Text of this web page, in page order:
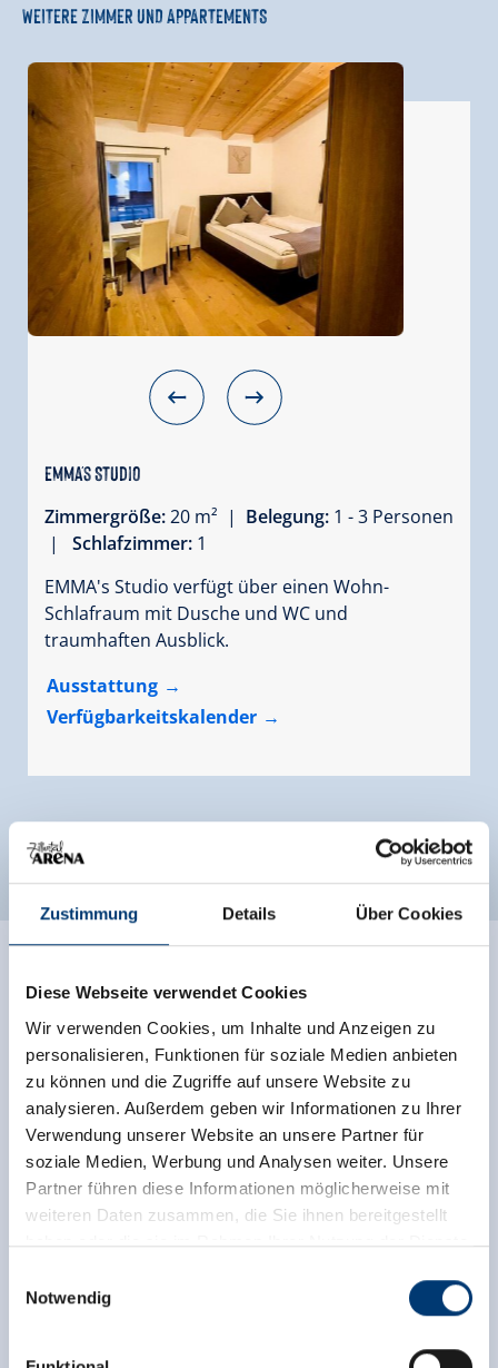
Zustimmung Details Über Cookies
Diese Webseite verwendet Cookies
Wir verwenden Cookies, um Inhalte und Anzeigen zu
personalisieren, Funktionen für soziale Medien anbieten
zu können und die Zugriffe auf unsere Website zu
analysieren. Außerdem geben wir Informationen zu Ihrer
Verwendung unserer Website an unsere Partner für
soziale Medien, Werbung und Analysen weiter. Unsere
Partner führen diese Informationen möglicherweise mit
weiteren Daten zusammen, die Sie ihnen bereitgestellt
haben oder die sie im Rahmen Ihrer Nutzung der Dienste
Notwendig
WEITERE ZIMMER UND APPARTEMENTS
Emma's Studio
Zimmergröße:20 m² | Belegung: 1 - 3 Personen
|
Schlafzimmer: 1
EMMA's Studio verfügt über einen Wohn-
Schlafraum mit Dusche und WC und
traumhaften Ausblick.
Ausstattung
Verfügbarkeitskalender
Weitere Zimmer und Appartements